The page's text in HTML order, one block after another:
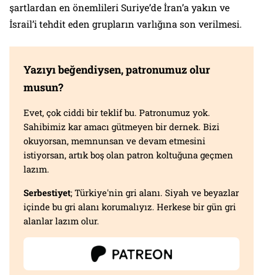
şartlardan en önemlileri Suriye’de İran’a yakın ve
İsrail’i tehdit eden grupların varlığına son verilmesi.
Yazıyı beğendiysen, patronumuz olur
musun?
Evet, çok ciddi bir teklif bu. Patronumuz yok.
Sahibimiz kar amacı gütmeyen bir dernek. Bizi
okuyorsan, memnunsan ve devam etmesini
istiyorsan, artık boş olan patron koltuğuna geçmen
lazım.
Serbestiyet; Türkiye'nin gri alanı. Siyah ve beyazlar
içinde bu gri alanı korumalıyız. Herkese bir gün gri
alanlar lazım olur.